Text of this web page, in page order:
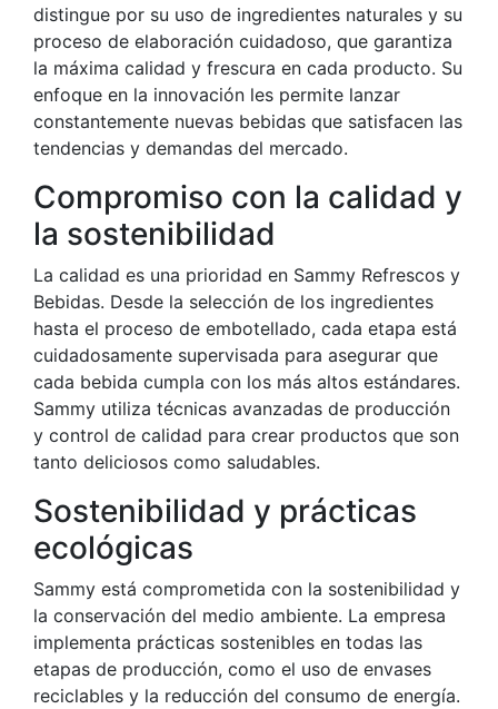
distingue por su uso de ingredientes naturales y su
proceso de elaboración cuidadoso, que garantiza
la máxima calidad y frescura en cada producto. Su
enfoque en la innovación les permite lanzar
constantemente nuevas bebidas que satisfacen las
tendencias y demandas del mercado.
Compromiso con la calidad y
la sostenibilidad
La calidad es una prioridad en Sammy Refrescos y
Bebidas. Desde la selección de los ingredientes
hasta el proceso de embotellado, cada etapa está
cuidadosamente supervisada para asegurar que
cada bebida cumpla con los más altos estándares.
Sammy utiliza técnicas avanzadas de producción
y control de calidad para crear productos que son
tanto deliciosos como saludables.
Sostenibilidad y prácticas
ecológicas
Sammy está comprometida con la sostenibilidad y
la conservación del medio ambiente. La empresa
implementa prácticas sostenibles en todas las
etapas de producción, como el uso de envases
reciclables y la reducción del consumo de energía.